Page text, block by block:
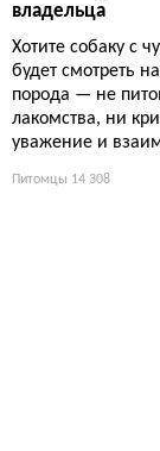
владельца
Хотите собаку с
будет смотреть
порода — не
лакомства, ни
уважение и
Питомцы 14 308